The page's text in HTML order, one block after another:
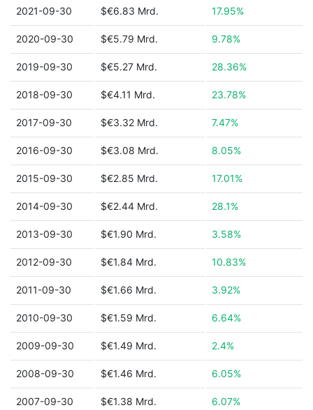
2021-09-30 $€6.83 Mrd. 17.95%
2020-09-30 $€5.79 Mrd. 9.78%
2019-09-30 $€5.27 Mrd. 28.36%
2018-09-30 $€4.11 Mrd. 23.78%
2017-09-30 $€3.32 Mrd. 7.47%
2016-09-30 $€3.08 Mrd. 8.05%
2015-09-30 $€2.85 Mrd. 17.01%
2014-09-30 $€2.44 Mrd. 28.1%
2013-09-30 $€1.90 Mrd. 3.58%
2012-09-30 $€1.84 Mrd. 10.83%
2011-09-30 $€1.66 Mrd. 3.92%
2010-09-30 $€1.59 Mrd. 6.64%
2009-09-30 $€1.49 Mrd. 2.4%
2008-09-30 $€1.46 Mrd. 6.05%
2007-09-30 $€1.38 Mrd. 6.07%